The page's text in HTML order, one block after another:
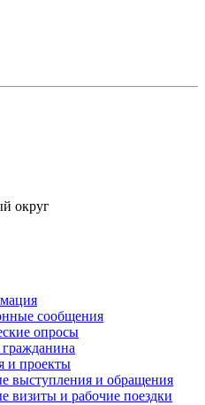
округ
сообщения
опросы
и проекты
выступления и обращения
визиты и рабочие поездки